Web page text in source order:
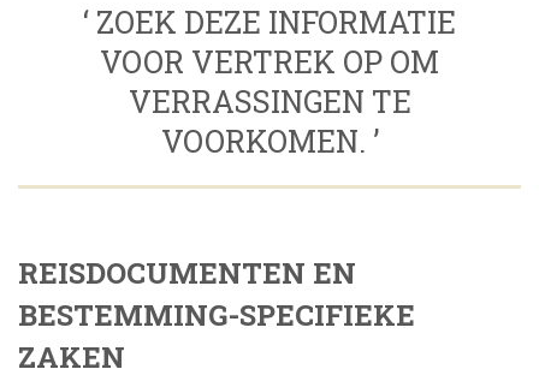
‘ ZOEK DEZE INFORMATIE
VOOR VERTREK OP OM
VERRASSINGEN TE
VOORKOMEN. ’
REISDOCUMENTEN EN
BESTEMMING-SPECIFIEKE
ZAKEN